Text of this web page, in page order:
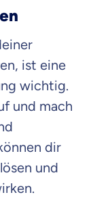
ist eine
wichtig.
und mach
dir
und